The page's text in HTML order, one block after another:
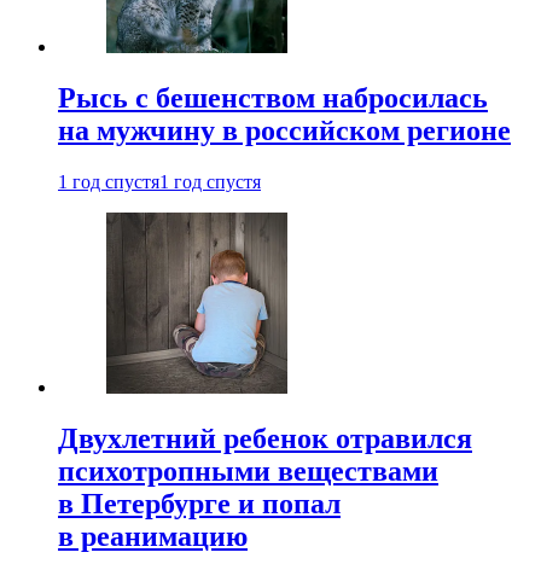
Рысь с бешенством набросилась
на мужчину в российском регионе
1 год спустя1 год спустя
Двухлетний ребенок отравился
психотропными веществами
в Петербурге и попал
в реанимацию